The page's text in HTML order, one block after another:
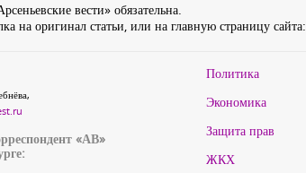
вести» обязательна.
на оригинал статьи, или на главную страницу сайта:
«АВ»
Политика
Экономика
Защита прав
ЖКХ